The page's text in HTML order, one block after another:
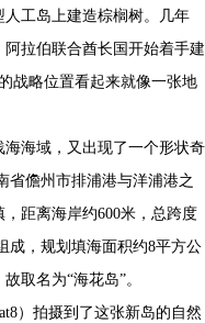
人工岛上建造棕榈树。几年
拉伯联合酋长国开始着手建
战略位置看起来就像一张地
海域，又出现了一个形状奇
省儋州市排浦港与洋浦港之
距离海岸约600米，总跨度
成，规划填海面积约8平方公
取名为“海花岛”。
）拍摄到了这张新岛的自然